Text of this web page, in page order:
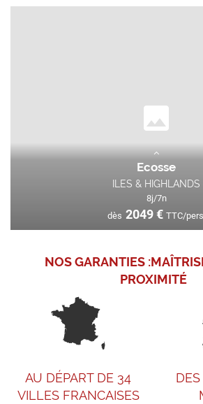
Ecosse
ILES & HIGHLANDS
8j/7n
dès 2049€ TTC/
L'Écosse au-delà des brumes
par une terre où le temps semble
dès
NOS GARANTIES :
PROXIMITÉ
AU DÉPART DE 34
VILLES FRANCAISES